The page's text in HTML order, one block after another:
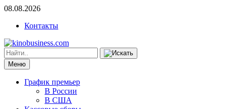
08.08.2026
Контакты
Меню
График премьер
В России
В США